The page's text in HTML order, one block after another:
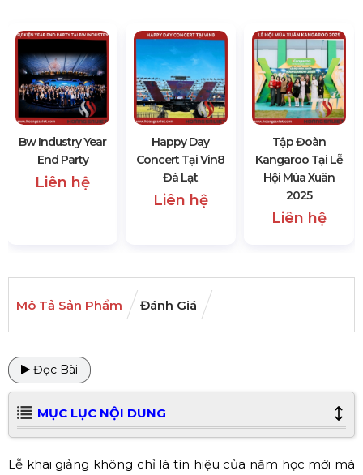
Bw Industry Year
End Party
Liên hệ
Happy Day
Concert Tại Vin8
Đà Lạt
Liên hệ
Tập Đoàn
Kangaroo Tại Lễ
Hội Mùa Xuân
2025
Liên hệ
Mô Tả Sản Phẩm Đánh Giá
Đọc Bài
MỤC LỤC NỘI DUNG
Lễ khai giảng không chỉ là tín hiệu của năm học mới mà